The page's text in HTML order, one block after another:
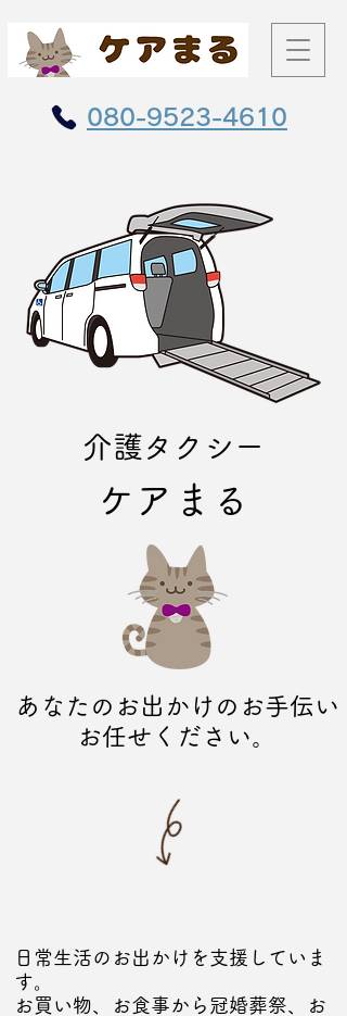
080-9523-4610
介護タクシー
​ケアまる
あなたのお出かけのお手伝い
​お任せください。
日常生活のお出かけを支援していま
す。
お買い物、お食事から冠婚葬祭、お